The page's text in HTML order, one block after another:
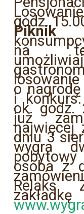
godz.
Piknik
na
losowanie
o
i
ok. godz.
już
najwięcej
dniu 3
wygra
osoba z
Relaks.